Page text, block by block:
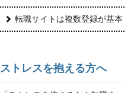
転職サイトは複数登録が基本
ストレスを抱える方へ